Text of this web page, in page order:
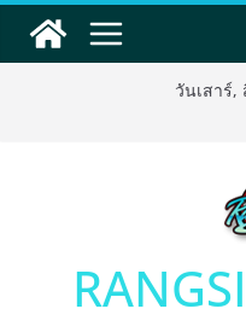
วันเสาร์,